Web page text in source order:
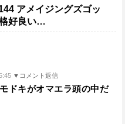
アメイジングズゴッ
好良い…
▼コメント返信
ドキがオマエラ頭の中だ